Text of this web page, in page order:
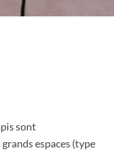
sont
espaces (type